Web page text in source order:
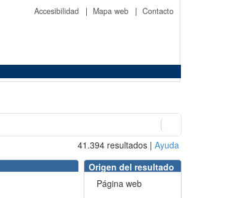
Accesibilidad | Mapa web | Contacto
41.394 resultados | Ayuda
Origen del resultado
Página web